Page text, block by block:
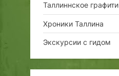
Таллиннское графити
Хроники Таллина
Экскурсии с гидом